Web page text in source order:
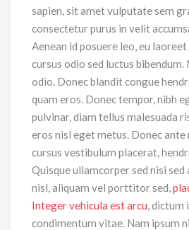
sapien, sit amet vulputate sem
consectetur purus in velit
Aenean id posuere leo, eu
cursus odio sed luctus
odio. Donec blandit congue
quam eros. Donec tempor, nibh
pulvinar, diam tellus malesuada
eros nisl eget metus. Donec ante
cursus vestibulum placerat,
Quisque ullamcorper sed nisi sed
nisl, aliquam vel porttitor sed,
Integer vehicula est arcu, dictum
condimentum vitae. Nam ipsum